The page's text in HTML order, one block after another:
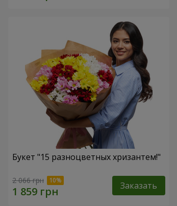
Букет "15 разноцветных хризантем!"
2 066 грн Заказать